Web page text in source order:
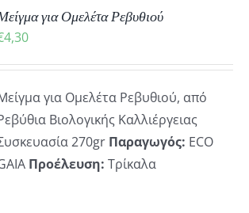
για Ομελέτα Ρεβυθιού
4,30
για Ομελέτα Ρεβυθιού, από
Βιολογικής Καλλιέργειας
270gr Παραγωγός: ECO
Προέλευση: Τρίκαλα